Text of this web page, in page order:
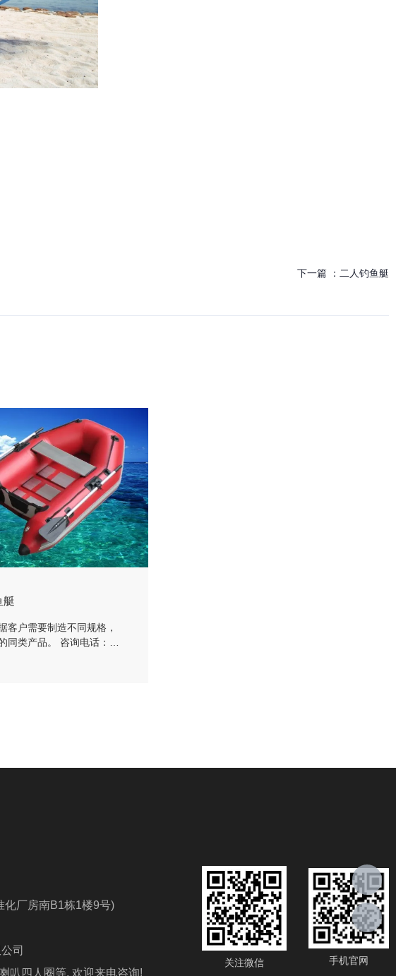
下一篇 ： 二人钓鱼艇
艇
客户需要制造不同规格，
同类产品。 咨询电话：
化厂房南B1栋1楼9号)
司
叭四人圈等, 欢迎来电咨询!
关注微信 手机官网